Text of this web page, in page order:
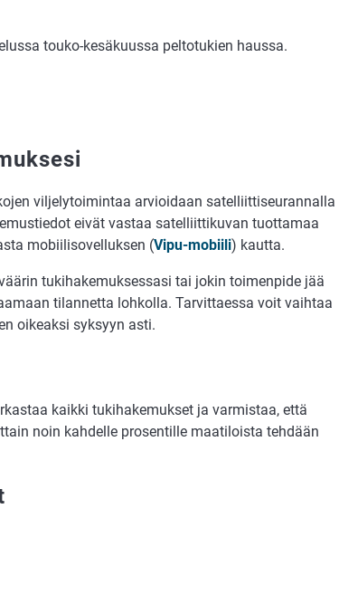
touko-kesäkuussa peltotukien haussa.
viljelytoimintaa arvioidaan satelliittiseurannalla
eivät vastaa satelliittikuvan tuottamaa
mobiilisovelluksen (Vipu-mobiili) kautta.
tukihakemuksessasi tai jokin toimenpide jää
tilannetta lohkolla. Tarvittaessa voit vaihtaa
oikeaksi syksyyn asti.
kaikki tukihakemukset ja varmistaa, että
noin kahdelle prosentille maatiloista tehdään